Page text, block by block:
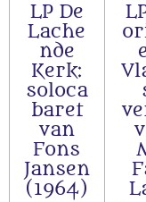
LP De
Lache
nde
Kerk:
soloca
baret
van
Fons
Jansen
(1964)